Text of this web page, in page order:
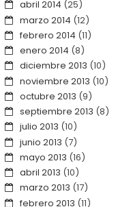
abril 2014 (25)
marzo 2014 (12)
febrero 2014 (11)
enero 2014 (8)
diciembre 2013 (10)
noviembre 2013 (10)
octubre 2013 (9)
septiembre 2013 (8)
julio 2013 (10)
junio 2013 (7)
mayo 2013 (16)
abril 2013 (10)
marzo 2013 (17)
febrero 2013 (11)